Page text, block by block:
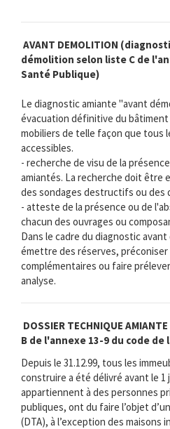
AVANT DEMOLITION
démolition selon liste C de
Santé Publique)
Le diagnostic amiante "avant
évacuation définitive du
mobiliers de telle façon que tous
accessibles.
- recherche de visu de la
amiantés. La recherche doit être
des sondages destructifs ou des
- atteste de la présence ou de
chacun des ouvrages ou
Dans le cadre du diagnostic
émettre des réserves,
complémentaires ou faire
analyse.
DOSSIER TECHNIQUE
B de l'annexe 13-9 du code de
Depuis le 31.12.99, tous les
construire a été délivré avant le 1
appartiennent à des personnes
publiques, ont du faire l’objet
(DTA), à l’exception des maisons